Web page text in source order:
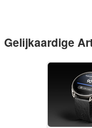
Gelijkaardige